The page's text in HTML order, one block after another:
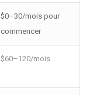
$0–30/mois pour
commencer
$60–120/mois